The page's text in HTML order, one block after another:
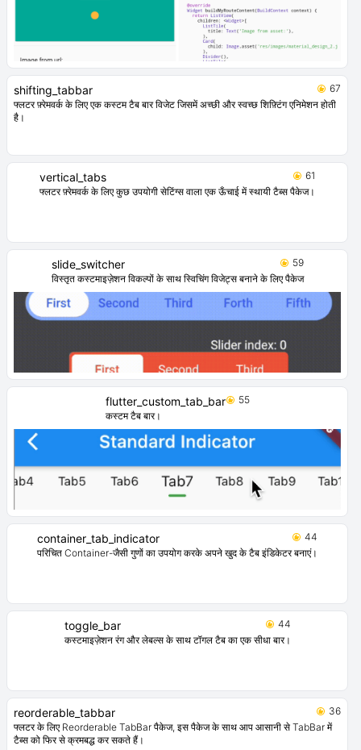
shifting_tabbar
67
फ्लटर फ़्रेमवर्क के लिए एक कस्टम टैब बार विजेट जिसमें अच्छी और स्वच्छ शिफ़्टिंग एनिमेशन होती
है।
vertical_tabs
61
फ्लटर फ़्रेमवर्क के लिए कुछ उपयोगी सेटिंग्स वाला एक ऊँचाई में स्थायी टैब्स पैकेज।
slide_switcher
59
विस्तृत कस्टमाइज़ेशन विकल्पों के साथ स्विचिंग विजेट्स बनाने के लिए पैकेज
flutter_custom_tab_bar
55
कस्टम टैब बार।
container_tab_indicator
44
परिचित Container-जैसी गुणों का उपयोग करके अपने खुद के टैब इंडिकेटर बनाएं।
toggle_bar
44
कस्टमाइज़ेशन रंग और लेबल्स के साथ टॉगल टैब का एक सीधा बार।
reorderable_tabbar
36
फ्लटर के लिए Reorderable TabBar पैकेज, इस पैकेज के साथ आप आसानी से TabBar में
टैब्स को फिर से क्रमबद्ध कर सकते हैं।